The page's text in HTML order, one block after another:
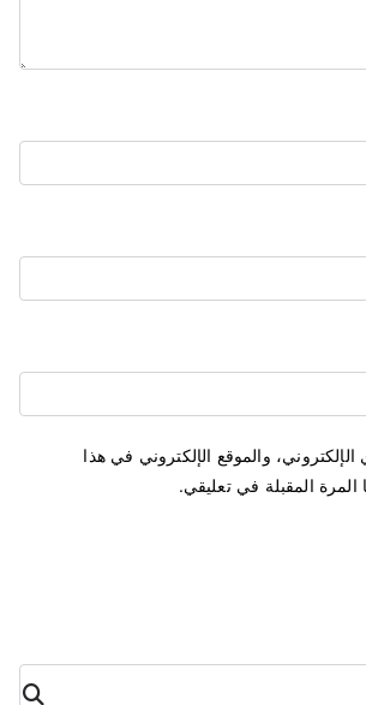
والموقع الإلكتروني في هذا
المرة المقبلة في تعليقي.
البح